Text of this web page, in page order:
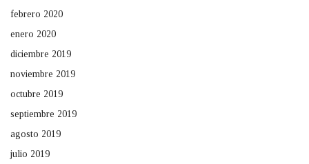
febrero 2020
enero 2020
diciembre 2019
noviembre 2019
octubre 2019
septiembre 2019
agosto 2019
julio 2019